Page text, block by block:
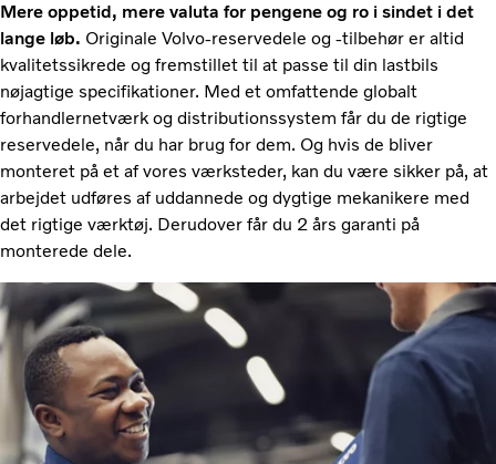
Mere oppetid, mere valuta for pengene og ro i sindet i det
lange løb. Originale Volvo-reservedele og -tilbehør er altid
kvalitetssikrede og fremstillet til at passe til din lastbils
nøjagtige specifikationer. Med et omfattende globalt
forhandlernetværk og distributionssystem får du de rigtige
reservedele, når du har brug for dem. Og hvis de bliver
monteret på et af vores værksteder, kan du være sikker på, at
arbejdet udføres af uddannede og dygtige mekanikere med
det rigtige værktøj. Derudover får du 2 års garanti på
monterede dele.